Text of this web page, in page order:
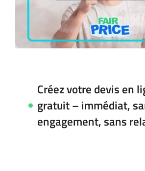
Créez votre devis en
gratuit – immédiat,
engagement, sans
Créez votre devis
gratuit –
engagement,